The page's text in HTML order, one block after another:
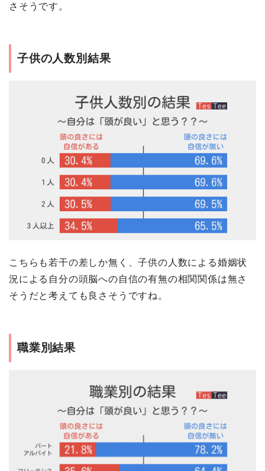
さそうです。
子供の人数別結果
こちらも若干の差しか無く、子供の人数による婚姻状
況による自分の頭脳への自信の有無の相関関係は無さ
そうだと考えても良さそうですね。
職業別結果